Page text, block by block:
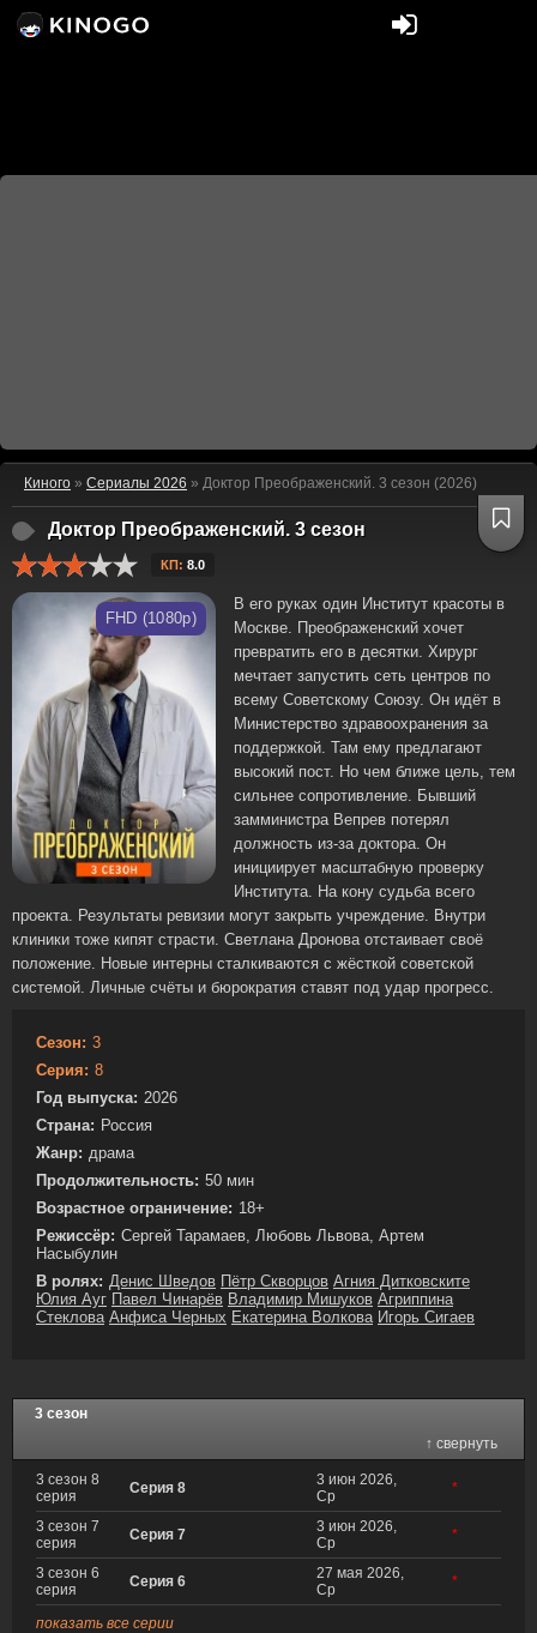
Киного » Сериалы 2026 » Доктор Преображенский. 3 сезон (2026)
Доктор Преображенский. 3 сезон
КП: 8.0
FHD (1080p)
В его руках один Институт красоты в
Москве. Преображенский хочет
превратить его в десятки. Хирург
мечтает запустить сеть центров по
всему Советскому Союзу. Он идёт в
Министерство здравоохранения за
поддержкой. Там ему предлагают
высокий пост. Но чем ближе цель, тем
сильнее сопротивление. Бывший
замминистра Вепрев потерял
должность из-за доктора. Он
инициирует масштабную проверку
Института. На кону судьба всего
проекта. Результаты ревизии могут закрыть учреждение. Внутри
клиники тоже кипят страсти. Светлана Дронова отстаивает своё
положение. Новые интерны сталкиваются с жёсткой советской
системой. Личные счёты и бюрократия ставят под удар прогресс.
Сезон: 3
Серия: 8
Год выпуска: 2026
Страна: Россия
Жанр: драма
Продолжительность: 50 мин
Возрастное ограничение: 18+
Режиссёр: Сергей Тарамаев, Любовь Львова, Артем
Насыбулин
В ролях: Денис Шведов Пётр Скворцов Агния Дитковските
Юлия Ауг Павел Чинарёв Владимир Мишуков Агриппина
Стеклова Анфиса Черных Екатерина Волкова Игорь Сигаев
3 сезон
↑ свернуть
3 сезон 8
серия
Серия 8
3 июн 2026,
Ср
*
3 сезон 7
серия
Серия 7
3 июн 2026,
Ср
*
3 сезон 6
серия
Серия 6
27 мая 2026,
Ср
*
показать все серии